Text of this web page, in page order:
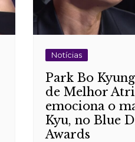
Notícias
Park Bo
de Melhor
emociona o
Kyu, no Blue
Awards